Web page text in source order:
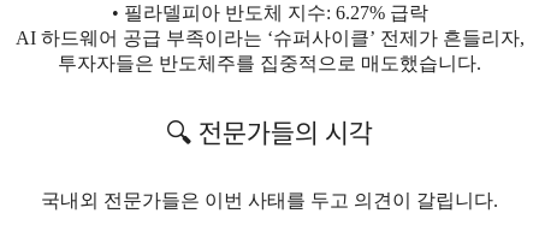
• 필라델피아 반도체 지수: 6.27% 급락
AI 하드웨어 공급 부족이라는 ‘슈퍼사이클’ 전제가 흔들리자,
투자자들은 반도체주를 집중적으로 매도했습니다.
🔍 전문가들의 시각
국내외 전문가들은 이번 사태를 두고 의견이 갈립니다.